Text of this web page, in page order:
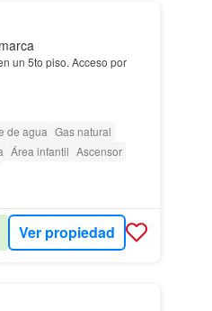
Acceso por
de agua Gas natural
Área infantil Ascensor
Ver propiedad